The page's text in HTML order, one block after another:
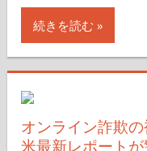
続きを読む
オンライン詐欺
米最新レポート